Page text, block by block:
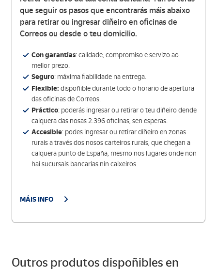
que seguir os pasos que encontrarás máis abaixo
para retirar ou ingresar diñeiro en oficinas de
Correos ou desde o teu domicilio.
Con garantías: calidade, compromiso e servizo ao
mellor prezo.
Seguro: máxima fiabilidade na entrega.
Flexible: dispoñible durante todo o horario de apertura
das oficinas de Correos.
Práctico: poderás ingresar ou retirar o teu diñeiro dende
calquera das nosas 2.396 oficinas, sen esperas.
Accesible: podes ingresar ou retirar diñeiro en zonas
rurais a través dos nosos carteiros rurais, que chegan a
calquera punto de España, mesmo nos lugares onde non
hai sucursais bancarias nin caixeiros.
MÁIS INFO
Outros produtos dispoñibles en